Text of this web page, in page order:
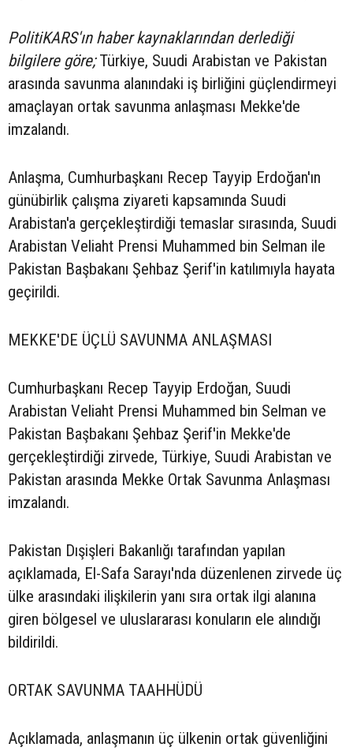
PolitiKARS'ın haber kaynaklarından derlediği
bilgilere göre;Türkiye, Suudi Arabistan ve Pakistan
arasında savunma alanındaki iş birliğini güçlendirmeyi
amaçlayan ortak savunma anlaşması Mekke'de
imzalandı.
Anlaşma, Cumhurbaşkanı Recep Tayyip Erdoğan'ın
günübirlik çalışma ziyareti kapsamında Suudi
Arabistan'a gerçekleştirdiği temaslar sırasında, Suudi
Arabistan Veliaht Prensi Muhammed bin Selman ile
Pakistan Başbakanı Şehbaz Şerif'in katılımıyla hayata
geçirildi.
MEKKE'DE ÜÇLÜ SAVUNMA ANLAŞMASI
Cumhurbaşkanı Recep Tayyip Erdoğan, Suudi
Arabistan Veliaht Prensi Muhammed bin Selman ve
Pakistan Başbakanı Şehbaz Şerif'in Mekke'de
gerçekleştirdiği zirvede, Türkiye, Suudi Arabistan ve
Pakistan arasında Mekke Ortak Savunma Anlaşması
imzalandı.
Pakistan Dışişleri Bakanlığı tarafından yapılan
açıklamada, El-Safa Sarayı'nda düzenlenen zirvede üç
ülke arasındaki ilişkilerin yanı sıra ortak ilgi alanına
giren bölgesel ve uluslararası konuların ele alındığı
bildirildi.
ORTAK SAVUNMA TAAHHÜDÜ
Açıklamada, anlaşmanın üç ülkenin ortak güvenliğini